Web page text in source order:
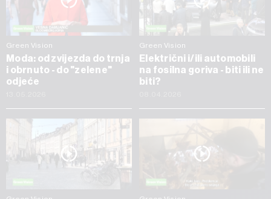
Green Vision
Moda: od zvijezda do trnja
i obrnuto - do "zelene"
odjeće
Green Vision
Električni i/ili automobili
na fosilna goriva - biti ili ne
biti?